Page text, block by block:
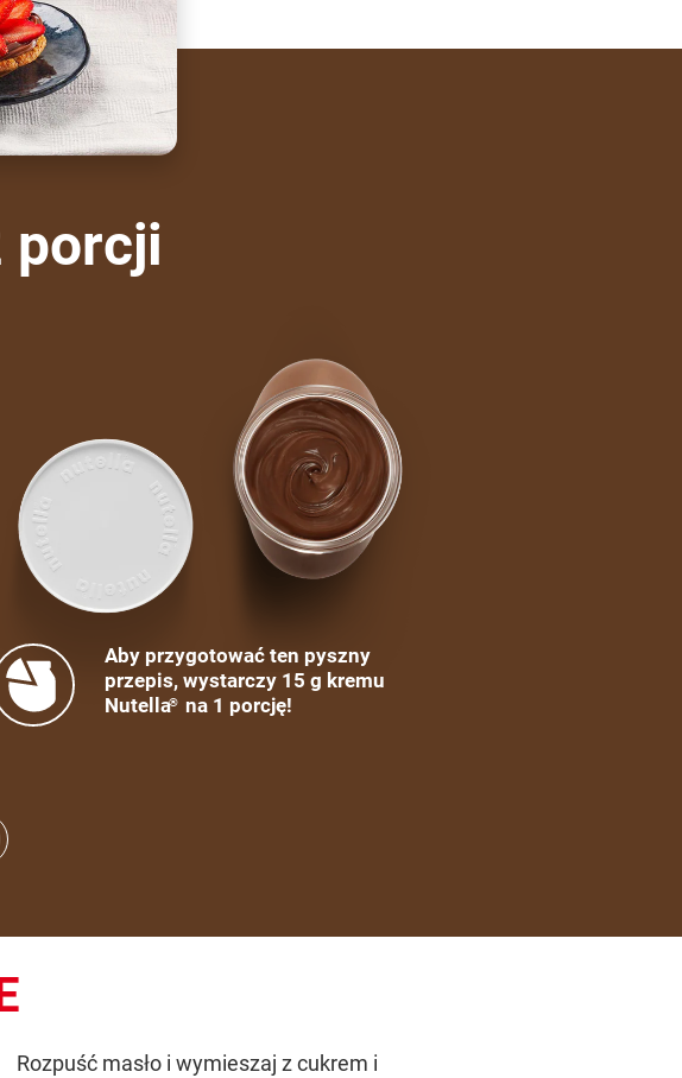
porcji
Aby przygotować ten pyszny
przepis, wystarczy 15 g kremu
Nutella® na 1 porcję!
Rozpuść masło i wymieszaj z cukrem i